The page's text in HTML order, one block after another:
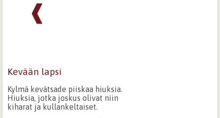
❰
Kevään lapsi
Kylmä kevätsade piiskaa hiuksia.
Hiuksia, jotka joskus olivat niin
kiharat ja kullankeltaiset.